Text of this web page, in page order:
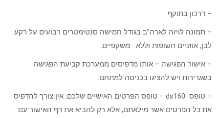
– דרכון בתוקף
– תמונה לויזה לארה”ב בגודל חמישה סנטימטרים רבועים על רקע
לבן, אוזניים חשופות וללא משקפיים.
– אישור הפגישה – אותו מדפיסים ממערכת קביעת הפגישה
בשגרירות ויש להציגו בכניסה למתחם.
– טופס ds160 – טופס הפרטים האישיים שלכם. אין צורך להדפיס
את כל הפרטים אשר מילאתם, אלא רק להביא את דף האישור עם